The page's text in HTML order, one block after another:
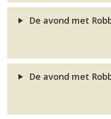
De avond met
De avond met